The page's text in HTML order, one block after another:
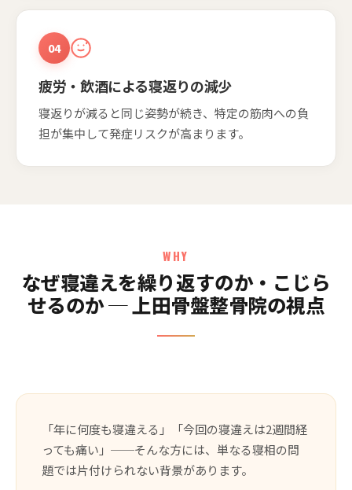
04
疲労・飲酒による寝返りの減少
寝返りが減ると同じ姿勢が続き、特定の筋肉への負
担が集中して発症リスクが高まります。
WHY
なぜ寝違えを繰り返すのか・こじら
せるのか ─ 上田骨盤整骨院の視点
「年に何度も寝違える」「今回の寝違えは2週間経
っても痛い」──そんな方には、単なる寝相の問
題では片付けられない背景があります。